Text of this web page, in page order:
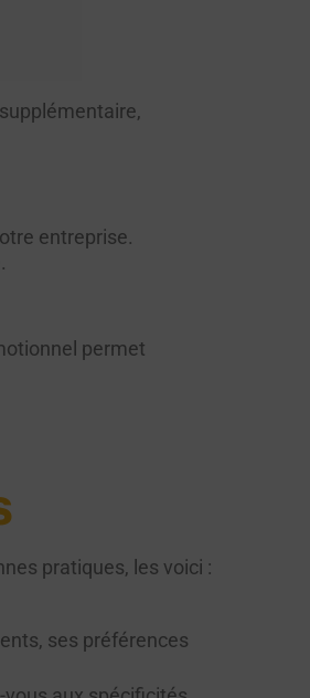
entreprise.
permet
pratiques, les voici :
ses préférences